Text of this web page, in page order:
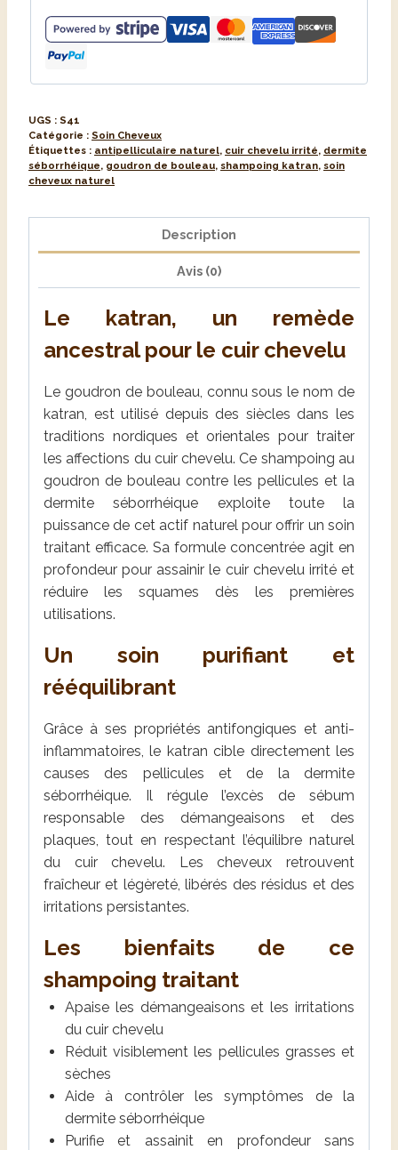
UGS : S41
Catégorie : Soin Cheveux
Étiquettes : antipelliculaire naturel, cuir chevelu irrité, dermite
séborrhéique, goudron de bouleau, shampoing katran, soin
cheveux naturel
Description
Avis (0)
Le katran, un remède
ancestral pour le cuir chevelu
Le goudron de bouleau, connu sous le nom de
katran, est utilisé depuis des siècles dans les
traditions nordiques et orientales pour traiter
les affections du cuir chevelu. Ce shampoing au
goudron de bouleau contre les pellicules et la
dermite séborrhéique exploite toute la
puissance de cet actif naturel pour offrir un soin
traitant efficace. Sa formule concentrée agit en
profondeur pour assainir le cuir chevelu irrité et
réduire les squames dès les premières
utilisations.
Un soin purifiant et
rééquilibrant
Grâce à ses propriétés antifongiques et anti-
inflammatoires, le katran cible directement les
causes des pellicules et de la dermite
séborrhéique. Il régule l’excès de sébum
responsable des démangeaisons et des
plaques, tout en respectant l’équilibre naturel
du cuir chevelu. Les cheveux retrouvent
fraîcheur et légèreté, libérés des résidus et des
irritations persistantes.
Les bienfaits de ce
shampoing traitant
Apaise les démangeaisons et les irritations
du cuir chevelu
Réduit visiblement les pellicules grasses et
sèches
Aide à contrôler les symptômes de la
dermite séborrhéique
Purifie et assainit en profondeur sans